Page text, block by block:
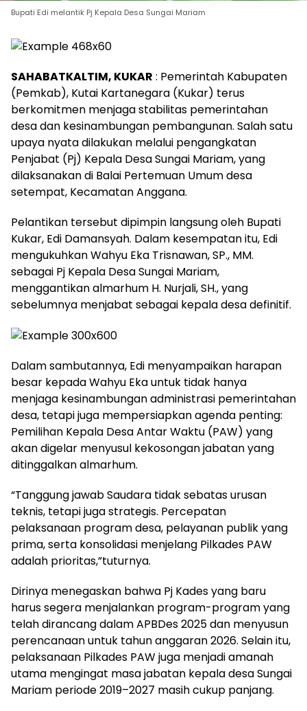
Bupati Edi melantik Pj Kepala Desa Sungai Mariam
SAHABATKALTIM, KUKAR : Pemerintah Kabupaten
(Pemkab), Kutai Kartanegara (Kukar) terus
berkomitmen menjaga stabilitas pemerintahan
desa dan kesinambungan pembangunan. Salah satu
upaya nyata dilakukan melalui pengangkatan
Penjabat (Pj) Kepala Desa Sungai Mariam, yang
dilaksanakan di Balai Pertemuan Umum desa
setempat, Kecamatan Anggana.
Pelantikan tersebut dipimpin langsung oleh Bupati
Kukar, Edi Damansyah. Dalam kesempatan itu, Edi
mengukuhkan Wahyu Eka Trisnawan, SP., MM.
sebagai Pj Kepala Desa Sungai Mariam,
menggantikan almarhum H. Nurjali, SH., yang
sebelumnya menjabat sebagai kepala desa definitif.
Dalam sambutannya, Edi menyampaikan harapan
besar kepada Wahyu Eka untuk tidak hanya
menjaga kesinambungan administrasi pemerintahan
desa, tetapi juga mempersiapkan agenda penting:
Pemilihan Kepala Desa Antar Waktu (PAW) yang
akan digelar menyusul kekosongan jabatan yang
ditinggalkan almarhum.
“Tanggung jawab Saudara tidak sebatas urusan
teknis, tetapi juga strategis. Percepatan
pelaksanaan program desa, pelayanan publik yang
prima, serta konsolidasi menjelang Pilkades PAW
adalah prioritas,”tuturnya.
Dirinya menegaskan bahwa Pj Kades yang baru
harus segera menjalankan program-program yang
telah dirancang dalam APBDes 2025 dan menyusun
perencanaan untuk tahun anggaran 2026. Selain itu,
pelaksanaan Pilkades PAW juga menjadi amanah
utama mengingat masa jabatan kepala desa Sungai
Mariam periode 2019–2027 masih cukup panjang.